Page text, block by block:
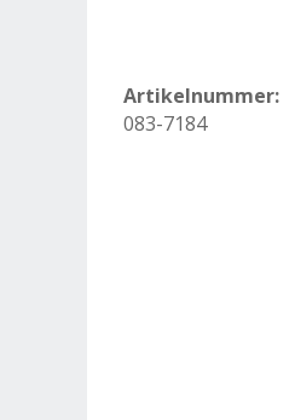
Artikelnummer:
083-7184